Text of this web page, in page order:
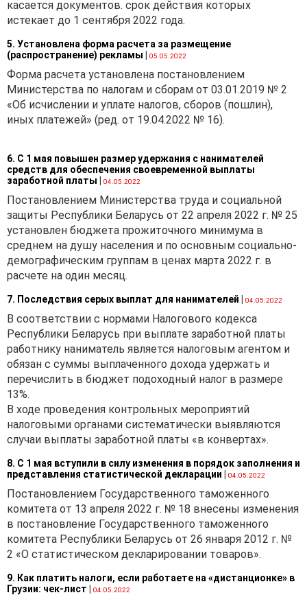
уплачивается однократно за
каждое транспортное
· ввозимое
(ввезенное) в Республику
Беларусь в качестве
товара для личного
пользования, выпускаемое
· ввозимое
(помещенное) под
таможенную процедуру
для внутреннего
потребления.
Следует обратить
платеж не уплачивается
в случае помещения
иностранных транспортных
средств под иные
таможенные процедуры
(например, таможенные
процедуры таможенного
склада, временного ввоза
(допуска) и т.д.);
· ввезенное
членов Евразийского
и подлежащее
регистрации на территории
Республики Беларусь
в соответствии
с законодательством
Республики Беларусь.
касается документов. срок действия которых
истекает до 1 сентября 2022 года.
5. Установлена форма расчета за размещение
(распространение) рекламы | 05.05.2022
Форма расчета установлена постановлением
Министерства по налогам и сборам от 03.01.2019 № 2
«Об исчислении и уплате налогов, сборов (пошлин),
иных платежей» (ред. от 19.04.2022 № 16).
6. С 1 мая повышен размер удержания с нанимателей
средств для обеспечения своевременной выплаты
заработной платы | 04.05.2022
Постановлением Министерства труда и социальной
защиты Республики Беларусь от 22 апреля 2022 г. № 25
установлен бюджета прожиточного минимума в
среднем на душу населения и по основным социально-
демографическим группам в ценах марта 2022 г. в
расчете на один месяц.
7. Последствия серых выплат для нанимателей | 04.05.2022
В соответствии с нормами Налогового кодекса
Республики Беларусь при выплате заработной платы
работнику наниматель является налоговым агентом и
обязан с суммы выплаченного дохода удержать и
перечислить в бюджет подоходный налог в размере
13%.
В ходе проведения контрольных мероприятий
налоговыми органами систематически выявляются
случаи выплаты заработной платы «в конвертах».
8. С 1 мая вступили в силу изменения в порядок заполнения и
представления статистической декларации | 04.05.2022
Постановлением Государственного таможенного
комитета от 13 апреля 2022 г. № 18 внесены изменения
в постановление Государственного таможенного
комитета Республики Беларусь от 26 января 2012 г. №
2 «О статистическом декларировании товаров».
9. Как платить налоги, если работаете на «дистанционке» в
Грузии: чек-лист | 04.05.2022